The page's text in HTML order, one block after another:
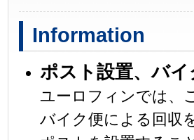
Information
ポスト設置、バ
ユーロフィンでは、
バイク便による回収